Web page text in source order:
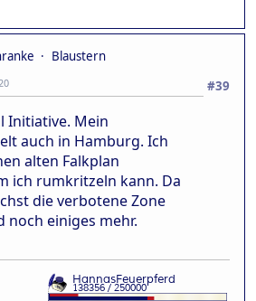
Blaustern
#39
Initiative. Mein
auch in Hamburg. Ich
alten Falkplan
ich rumkritzeln kann. Da
die verbotene Zone
noch einiges mehr.